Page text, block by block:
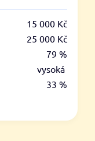
15 000 Kč
25 000 Kč
79 %
vysoká
33 %